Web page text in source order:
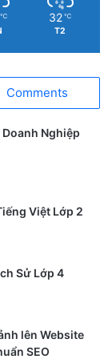
℃ 32 ℃
T2
Comments
Nghiệp
Việt Lớp 2
Sử Lớp 4
lên Website
SEO